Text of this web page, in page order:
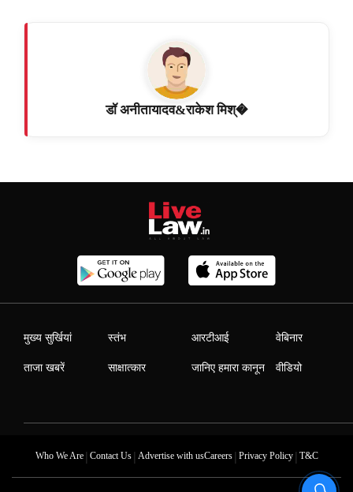
डॉ अनीतायादव&राकेश मिश्�
मुख्य सुर्खियां
ताजा खबरें
स्तंभ
साक्षात्कार
आरटीआई
जानिए हमारा कानून
वेबिनार
वीडियो
Who We Are| Contact Us| Advertise with usCareers| Privacy Policy| T&C